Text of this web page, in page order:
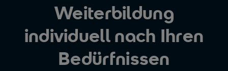
Weiterbildung
individuell nach Ihren
Bedürfnissen